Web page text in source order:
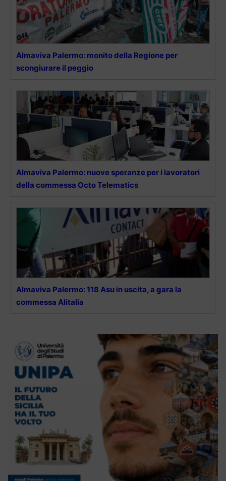
Almaviva Palermo: monito della Regione per
scongiurare il peggio
Almaviva Palermo: nuove speranze per i lavoratori
della commessa Octo Telematics
Almaviva Palermo: 118 Asu in uscita, a gara la
commessa Alitalia